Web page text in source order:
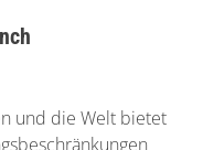
und die Welt bietet